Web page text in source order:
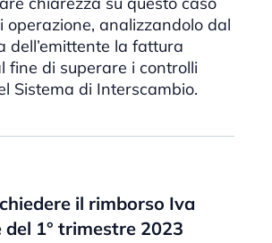
operazione, analizzandolo dal
dell’emittente la fattura
fine di superare i controlli
Sistema di Interscambio.
il rimborso Iva
1° trimestre 2023